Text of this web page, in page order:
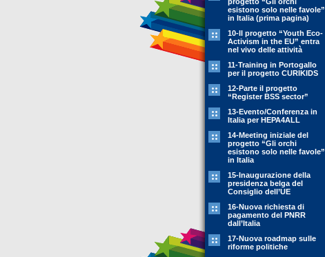
esistono solo nelle favole”
in Italia (prima pagina)
10-Il progetto “Youth Eco-
Activism in the EU” entra
nel vivo delle attività
11-Training in Portogallo
per il progetto CURIKIDS
12-Parte il progetto
“Register BSS sector”
13-Evento/Conferenza in
Italia per HEPA4ALL
14-Meeting iniziale del
progetto “Gli orchi
esistono solo nelle favole”
in Italia
15-Inaugurazione della
presidenza belga del
Consiglio dell’UE
16-Nuova richiesta di
pagamento del PNRR
dall’Italia
17-Nuova roadmap sulle
riforme politiche